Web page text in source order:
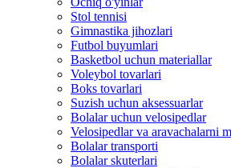
Stol tennisi
Gimnastika jihozlari
Futbol buyumlari
Basketbol uchun materiallar
Voleybol tovarlari
Boks tovarlari
Suzish uchun aksessuarlar
Bolalar uchun velosipedlar
Velosipedlar va aravachalarni
Bolalar transporti
Bolalar skuterlari